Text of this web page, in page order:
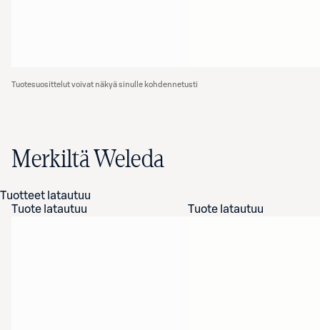
Tuotesuosittelut voivat näkyä sinulle kohdennetusti
Merkiltä Weleda
Tuotteet latautuu
Tuote latautuu
Tuote latautuu